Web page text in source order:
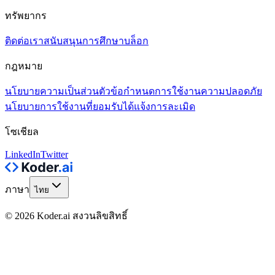
ทรัพยากร
ติดต่อเราสนับสนุนการศึกษาบล็อก
กฎหมาย
นโยบายความเป็นส่วนตัวข้อกำหนดการใช้งานความปลอดภัย
นโยบายการใช้งานที่ยอมรับได้แจ้งการละเมิด
โซเชียล
LinkedInTwitter
ภาษา ไทย
© 2026 Koder.ai สงวนลิขสิทธิ์